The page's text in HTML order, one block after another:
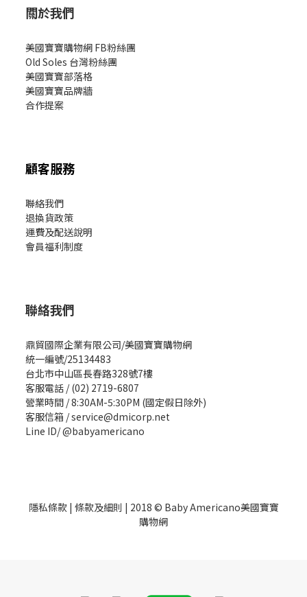
關於我們
美國寶寶購物網 FB粉絲團
Old Soles 台灣粉絲團
美國寶寶部落格
美國寶寶品牌牆
合作提案
顧客服務
聯絡我們
退換貨政策
運費及配送說明
會員福利制度
聯絡我們
鼎貿國際企業有限公司/美國寶寶購物網
統一編號/25134483
台北市中山區長春路328號7樓
客服電話 / (02) 2719-6807
營業時間 / 8:30AM-5:30PM (國定假日除外)
客服信箱 / service@dmicorp.net
Line ID/ @babyamericano
隱私條款| 條款及細則 | 2018 © Baby Americano美國寶寶
購物網